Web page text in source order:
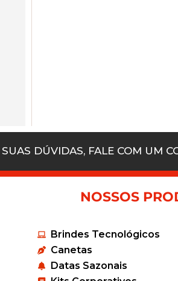
DÚVIDAS, FALE COM UM
NOSSOS
Brindes Tecnológicos
Canetas
Datas Sazonais